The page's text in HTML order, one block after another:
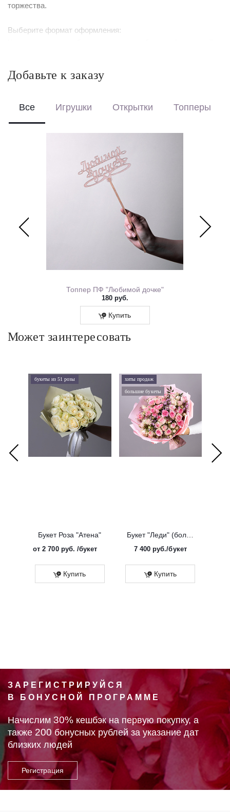
торжества.
Выберите формат оформления:
Перевяжем лентой – идеальный минималистичный вариант
Добавьте к заказу
Все Игрушки Открытки Топперы
Топпер ПФ "Любимой дочке"
180 руб.
Купить
Может заинтересовать
букеты из 51 розы
Букет Роза "Атена"
от2 700 руб. /букет
Купить
хиты продаж
большие букеты
Букет "Леди" (большой)
7 400 руб./букет
Купить
ЗАРЕГИСТРИРУЙСЯ
В БОНУСНОЙ ПРОГРАММЕ
Начислим 30% кешбэк на первую покупку, а
также 200 бонусных рублей за указание дат
близких людей